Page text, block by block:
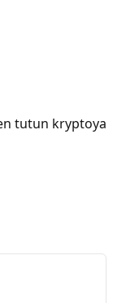
tutun kryptoya